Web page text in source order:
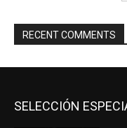
RECENT COMMENTS
SELECCIÓN